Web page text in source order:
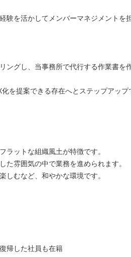
験を活かしてメンバーマネジメントを
ングし、当事務所で代行する作業書を
を提案できる存在へとステップアップ
ラットな組織風土が特徴です。
た雰囲気の中で業務を進められます。
しむなど、和やかな環境です。
帰した社員も在籍